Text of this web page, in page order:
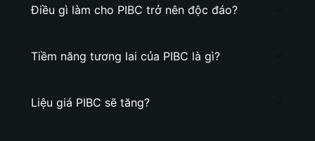
Điều gì làm cho PIBC trở nên độc đáo?
Tiềm năng tương lai của PIBC là gì?
Liệu giá PIBC sẽ tăng?